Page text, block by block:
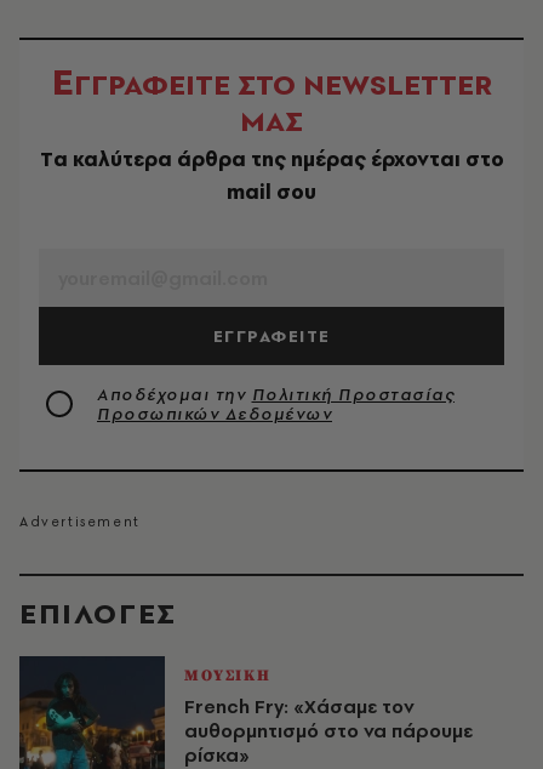
EΠΙΛΟΓΈΣ
ΜΟΥΣΙΚΗ
French Fry: «Χάσαμε τον
αυθορμητισμό στο να πάρουμε
ρίσκα»
ΕΓΓΡΑΦΕΙΤΕ ΣΤΟ NEWSLETTER
ΜΑΣ
Tα καλύτερα άρθρα της ημέρας έρχονται στο
mail σου
ΕΓΓΡΑΦΕΙΤΕ
Αποδέχομαι την Πολιτική Προστασίας
Προσωπικών Δεδομένων